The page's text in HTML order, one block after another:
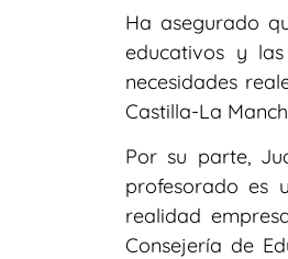
Ha asegurado
educativos y
necesidades
Castilla-La
Por su parte,
profesorado es
realidad
Consejería de